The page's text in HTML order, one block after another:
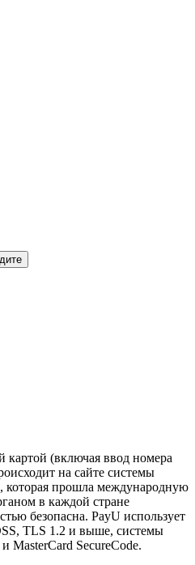
картой (включая ввод номера
на сайте системы
которая прошла международную
в каждой стране
безопасна. PayU использует
TLS 1.2 и выше, системы
MasterCard SecureCode.